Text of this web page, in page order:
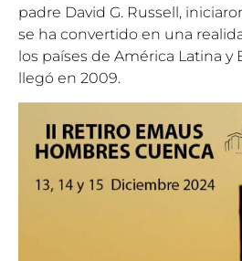
padre David G. Russell,
se ha convertido en una
los países de América Latina y
llegó en 2009.